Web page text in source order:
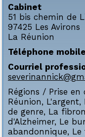
Cabinet
51 bis chemin de
97425 Les Avirons
La Réunion
Téléphone mobile
Courriel
Régions / Prise
Réunion, L'argent,
de genre, La
d'Alzheimer, Le
abandonnique, Le